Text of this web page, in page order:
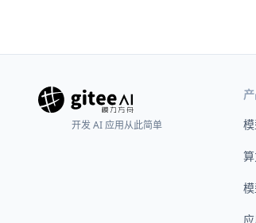
开发 AI 应用从此简单